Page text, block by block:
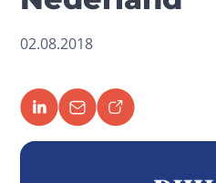
02.08.2018